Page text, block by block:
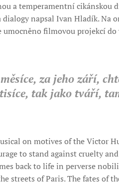
a temperamentní cikánskou
dialogy napsal Ivan Hladík.
umocněno filmovou projekcí
za jeho září,
tak jako tváří,
on motives of the Victor
to stand against cruelty
back to life in perverse
streets of Paris. The fates of